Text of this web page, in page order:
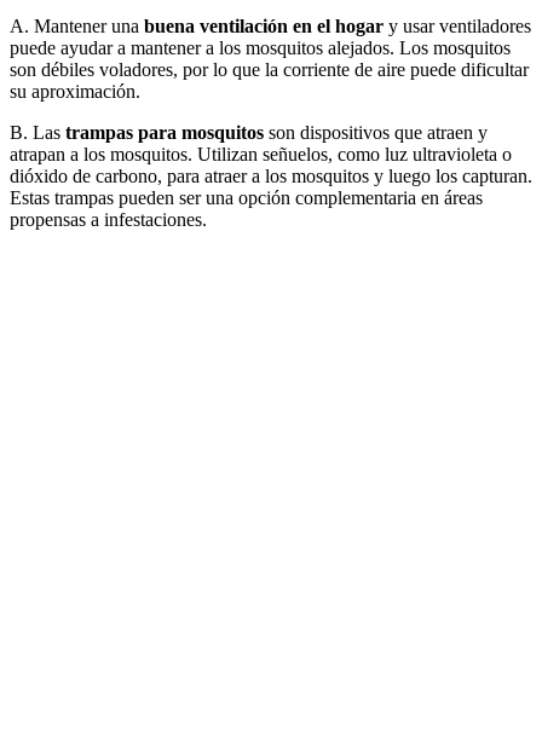
A. Mantener una buena ventilación en el hogar y usar ventiladores
puede ayudar a mantener a los mosquitos alejados. Los mosquitos
son débiles voladores, por lo que la corriente de aire puede dificultar
su aproximación.
B. Las trampas para mosquitos son dispositivos que atraen y
atrapan a los mosquitos. Utilizan señuelos, como luz ultravioleta o
dióxido de carbono, para atraer a los mosquitos y luego los capturan.
Estas trampas pueden ser una opción complementaria en áreas
propensas a infestaciones.